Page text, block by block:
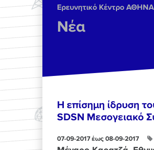
Ερευνητικό Κέντρο ΑΘΗΝΑ
Νέα
Η επίσημη ίδρυση
SDSN Mεσογειακό
07-09-2017 έως 08-09-2017